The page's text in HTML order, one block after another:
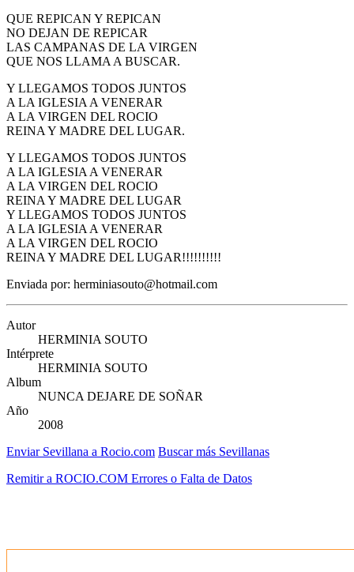
QUE REPICAN Y REPICAN
NO DEJAN DE REPICAR
LAS CAMPANAS DE LA VIRGEN
QUE NOS LLAMA A BUSCAR.
Y LLEGAMOS TODOS JUNTOS
A LA IGLESIA A VENERAR
A LA VIRGEN DEL ROCIO
REINA Y MADRE DEL LUGAR.
Y LLEGAMOS TODOS JUNTOS
A LA IGLESIA A VENERAR
A LA VIRGEN DEL ROCIO
REINA Y MADRE DEL LUGAR
Y LLEGAMOS TODOS JUNTOS
A LA IGLESIA A VENERAR
A LA VIRGEN DEL ROCIO
REINA Y MADRE DEL LUGAR!!!!!!!!!!
Enviada por: herminiasouto@hotmail.com
Autor
HERMINIA SOUTO
Intérprete
HERMINIA SOUTO
Album
NUNCA DEJARE DE SOÑAR
Año
2008
Enviar Sevillana a Rocio.com Buscar más Sevillanas
Remitir a ROCIO.COM Errores o Falta de Datos